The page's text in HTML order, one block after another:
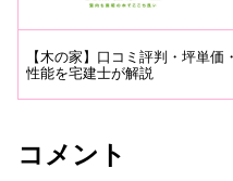
【木の家】口コミ評判・坪単価
性能を宅建士が解説
コメント